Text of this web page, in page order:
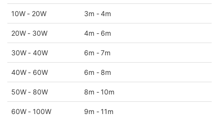
10W - 20W 3m - 4m
20W - 30W 4m - 6m
30W - 40W 6m - 7m
40W - 60W 6m - 8m
50W - 80W 8m - 10m
60W - 100W 9m - 11m